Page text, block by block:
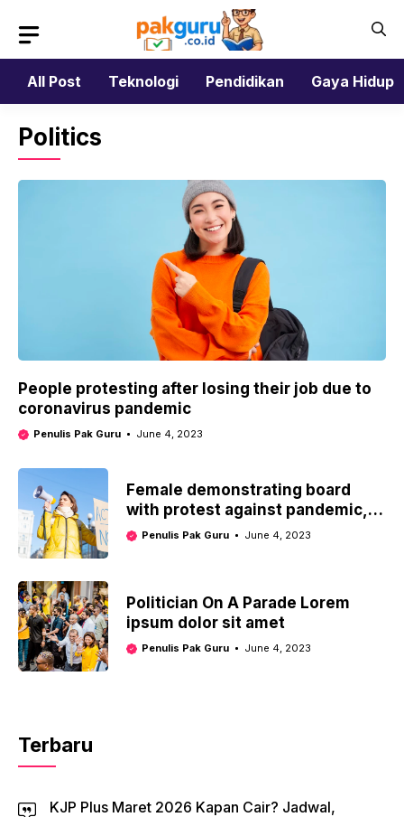
content
All Post
Teknologi Pendidikan Gaya Hidup
Politics
People protesting after losing their job due to
coronavirus pandemic
Penulis Pak Guru June 4, 2023
Female demonstrating board
with protest against pandemic,
political or environmental issues.
Penulis Pak Guru June 4, 2023
Politician On A Parade Lorem
ipsum dolor sit amet
Penulis Pak Guru June 4, 2023
Terbaru
KJP Plus Maret 2026 Kapan Cair? Jadwal,